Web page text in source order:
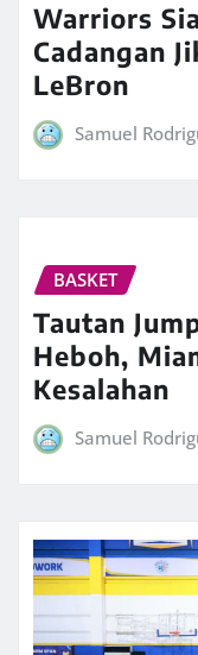
Warriors
Cadangan
LeBron
Samuel
BASKET
Tautan
Heboh,
Kesalahan
Samuel